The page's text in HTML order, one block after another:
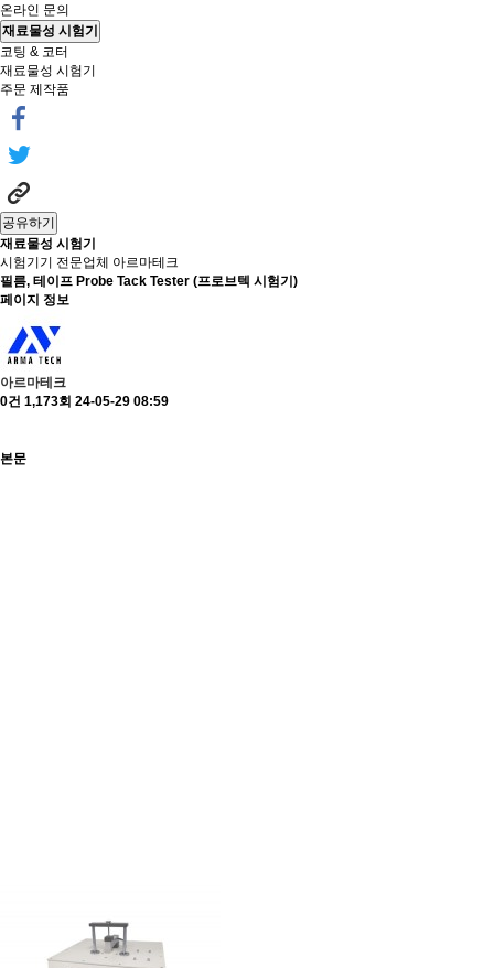
온라인 문의
재료물성 시험기
코팅 & 코터
재료물성 시험기
주문 제작품
공유하기
재료물성 시험기
시험기기 전문업체 아르마테크
필름, 테이프 Probe Tack Tester (프로브텍 시험기)
페이지 정보
아르마테크
0건 1,173회 24-05-29 08:59
본문